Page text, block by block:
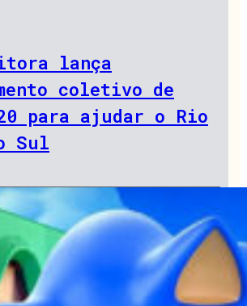
lança
coletivo de
para ajudar o Rio
Sul